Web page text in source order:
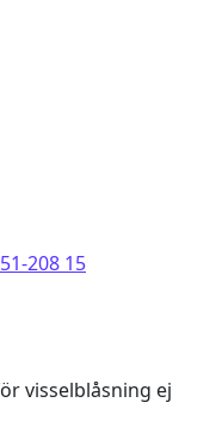
208 15
visselblåsning ej